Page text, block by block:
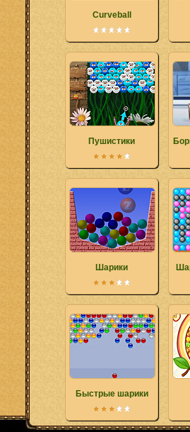
Curveball
Пушистики
Шарики
Быстрые шарики